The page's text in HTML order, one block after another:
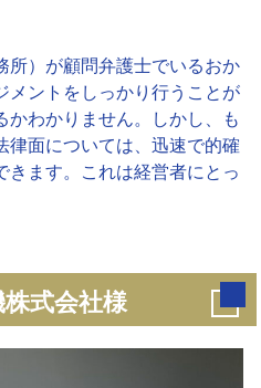
所）が顧問弁護士でいるおか
メントをしっかり行うことが
かわかりません。しかし、も
律面については、迅速で的確
きます。これは経営者にとっ
式会社様